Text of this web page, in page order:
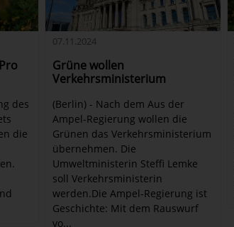
des
die
07.11.2024
Grüne wollen
Verkehrsministerium
(Berlin) - Nach dem Aus der
Ampel-Regierung wollen die
Grünen das Verkehrsministerium
übernehmen. Die
Umweltministerin Steffi Lemke
soll Verkehrsministerin
werden.Die Ampel-Regierung ist
Geschichte: Mit dem Rauswurf
vo...